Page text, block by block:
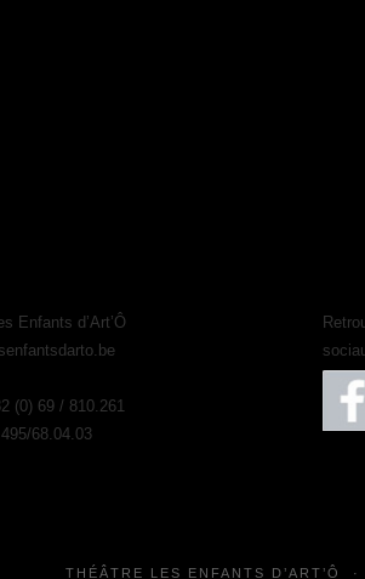
Enfants d’Art’Ô
(0) 69 / 810.261
68.04.03
THÉÂTRE LES ENFANTS D’ART’Ô ·